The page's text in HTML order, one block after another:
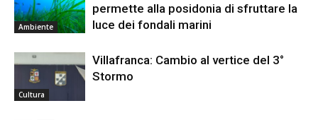
Ambiente
permette alla posidonia di sfruttare la
luce dei fondali marini
Cultura
Villafranca: Cambio al vertice del 3°
Stormo